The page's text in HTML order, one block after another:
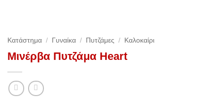
Κατάστημα / Γυναίκα / Πυτζάμες / Καλοκαίρι
Μινέρβα Πυτζάμα Heart